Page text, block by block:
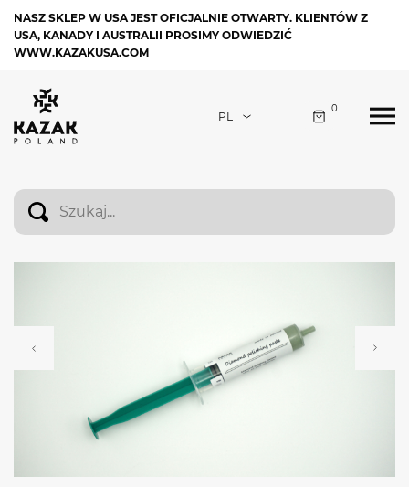
NASZ SKLEP W USA JEST OFICJALNIE OTWARTY. KLIENTÓW Z
USA, KANADY I AUSTRALII PROSIMY ODWIEDZIĆ
WWW.KAZAKUSA.COM
0